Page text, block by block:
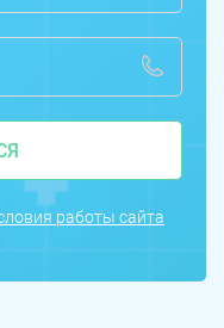
работы сайта